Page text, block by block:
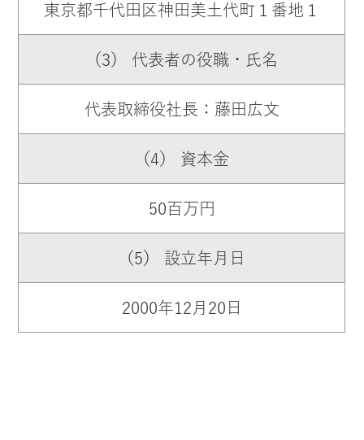
東京都千代田区神田美土代町１番地１
（3） 代表者の役職・氏名
代表取締役社長：藤田広文
（4） 資本金
50百万円
（5） 設立年月日
2000年12月20日